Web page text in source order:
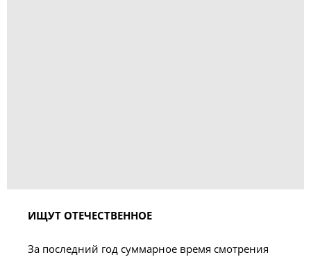
ИЩУТ ОТЕЧЕСТВЕННОЕ
За последний год суммарное время смотрения